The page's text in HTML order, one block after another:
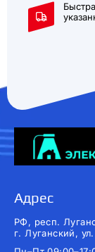
Адрес
РФ, респ.
г. Луганский,